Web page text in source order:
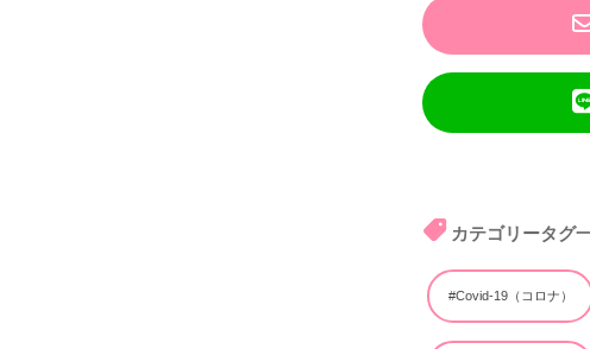
カテゴリータグ
#Covid-19（コロナ）